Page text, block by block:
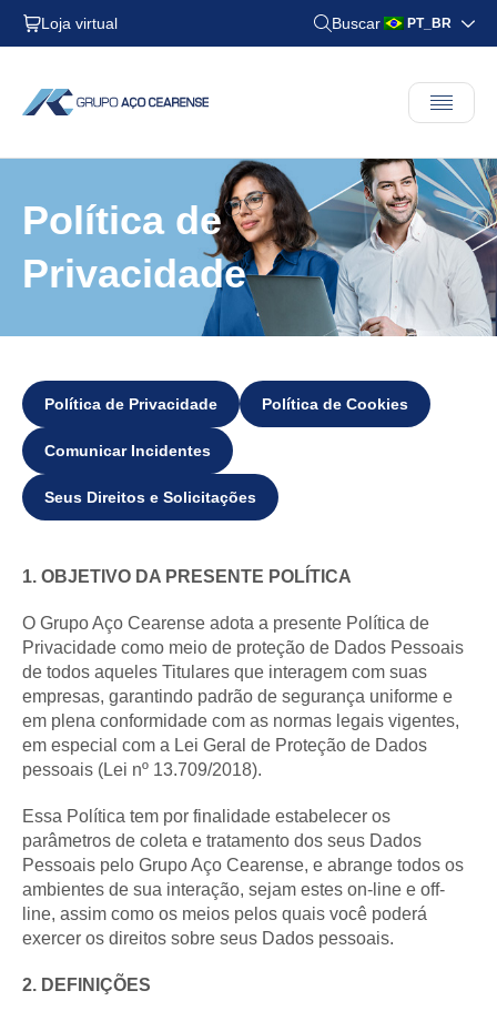
Loja virtual Buscar PT_BR
Política de
Privacidade
Política de Privacidade Política de Cookies
Comunicar Incidentes
Seus Direitos e Solicitações
1. OBJETIVO DA PRESENTE POLÍTICA
O Grupo Aço Cearense adota a presente Política de
Privacidade como meio de proteção de Dados Pessoais
de todos aqueles Titulares que interagem com suas
empresas, garantindo padrão de segurança uniforme e
em plena conformidade com as normas legais vigentes,
em especial com a Lei Geral de Proteção de Dados
pessoais (Lei nº 13.709/2018).
Essa Política tem por finalidade estabelecer os
parâmetros de coleta e tratamento dos seus Dados
Pessoais pelo Grupo Aço Cearense, e abrange todos os
ambientes de sua interação, sejam estes on-line e off-
line, assim como os meios pelos quais você poderá
exercer os direitos sobre seus Dados pessoais.
2. DEFINIÇÕES